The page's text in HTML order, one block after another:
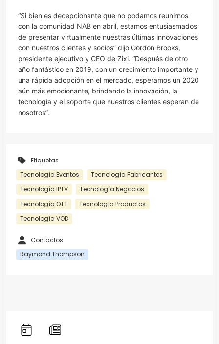
“Si bien es decepcionante que no podamos reunirnos
con la comunidad NAB en abril, estamos entusiasmados
de presentar virtualmente nuestras últimas innovaciones
con nuestros clientes y socios” dijo Gordon Brooks,
presidente ejecutivo y CEO de Zixi. “Después de otro
año fantástico en 2019, con un crecimiento importante y
una rápida adopción en el mercado, esperamos un 2020
aún más emocionante, brindando la innovación, la
tecnología y el soporte que nuestros clientes esperan de
nosotros”.
Etiquetas
Tecnología Eventos
Tecnología Fabricantes
Tecnología IPTV
Tecnología Negocios
Tecnología OTT
Tecnología Productos
Tecnología VOD
Contactos
Raymond Thompson